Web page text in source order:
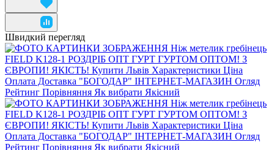
Швидкий перегляд